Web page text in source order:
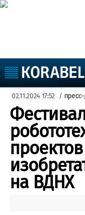
Судоходство
Судоремонт
События
Пресс-релизы
Порты
Рыболовство
Образование
Яхты и катера
Еще
02.11.2024 17:52 /
на ВДНХ